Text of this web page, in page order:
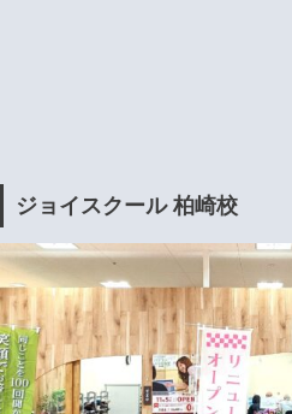
ジョイスクール 柏崎校